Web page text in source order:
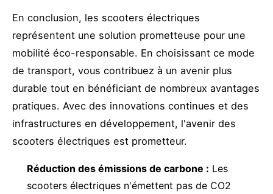
En conclusion, les scooters électriques
représentent une solution prometteuse pour une
mobilité éco-responsable. En choisissant ce mode
de transport, vous contribuez à un avenir plus
durable tout en bénéficiant de nombreux avantages
pratiques. Avec des innovations continues et des
infrastructures en développement, l'avenir des
scooters électriques est prometteur.
Réduction des émissions de carbone : Les
scooters électriques n'émettent pas de CO2